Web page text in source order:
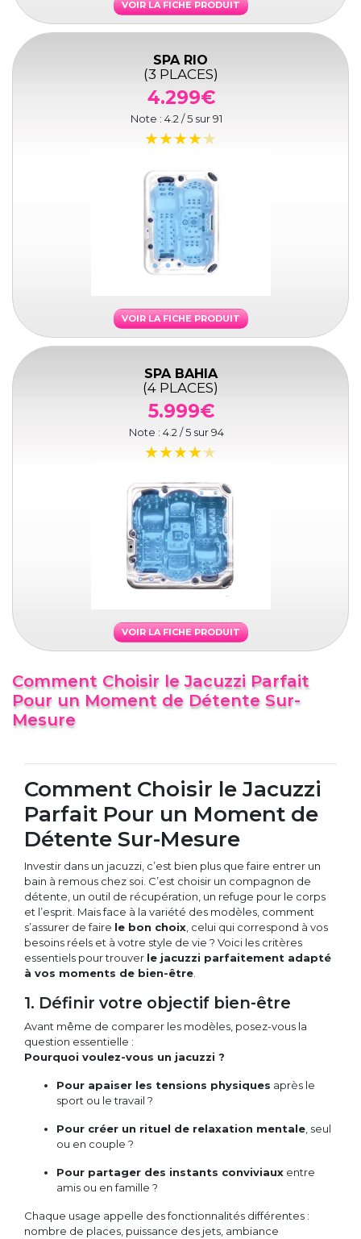
VOIR LA FICHE PRODUIT
SPA RIO
(3 PLACES)
4.299€
Note : 4.2 / 5 sur91
VOIR LA FICHE PRODUIT
SPA BAHIA
(4 PLACES)
5.999€
Note : 4.2 / 5 sur94
VOIR LA FICHE PRODUIT
Comment Choisir le Jacuzzi Parfait
Pour un Moment de Détente Sur-
Mesure
Comment Choisir le Jacuzzi
Parfait Pour un Moment de
Détente Sur-Mesure
Investir dans un jacuzzi, c’est bien plus que faire entrer un
bain à remous chez soi. C’est choisir un compagnon de
détente, un outil de récupération, un refuge pour le corps
et l’esprit. Mais face à la variété des modèles, comment
s’assurer de faire le bon choix , celui qui correspond à vos
besoins réels et à votre style de vie ? Voici les critères
essentiels pour trouver le jacuzzi parfaitement adapté
à vos moments de bien-être
1. Définir votre objectif bien-être
Avant même de comparer les modèles, posez-vous la
question essentielle :
Pourquoi voulez-vous un jacuzzi ?
Pour apaiser les tensions physiques après le
sport ou le travail ?
Pour créer un rituel de relaxation mentale , seul
ou en couple ?
Pour partager des instants conviviaux entre
amis ou en famille ?
Chaque usage appelle des fonctionnalités différentes :
nombre de places, puissance des jets, ambiance